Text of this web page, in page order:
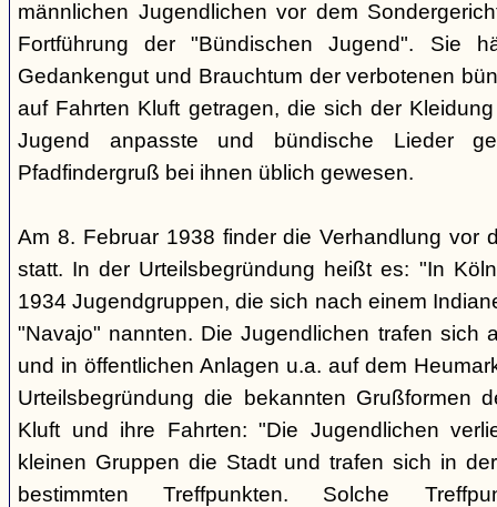
männlichen Jugendlichen vor dem
Fortführung der "Bündischen Jugend". Sie
Gedankengut und Brauchtum der verbotenen
auf Fahrten Kluft getragen, die sich der
Jugend anpasste und bündische Lieder
Pfadfindergruß bei ihnen üblich gewesen.
Am 8. Februar 1938 finder die Verhandlung vor
statt. In der Urteilsbegründung heißt es: "In
1934 Jugendgruppen, die sich nach einem
"Navajo" nannten. Die Jugendlichen trafen sich
und in öffentlichen Anlagen u.a. auf dem
Urteilsbegründung die bekannten Grußformen
Kluft und ihre Fahrten: "Die Jugendlichen
kleinen Gruppen die Stadt und trafen sich in
bestimmten Treffpunkten. Solche